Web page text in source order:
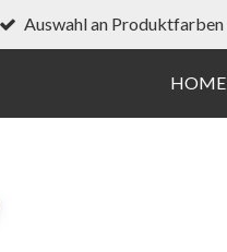
Auswahl an Produktfarben
HOME